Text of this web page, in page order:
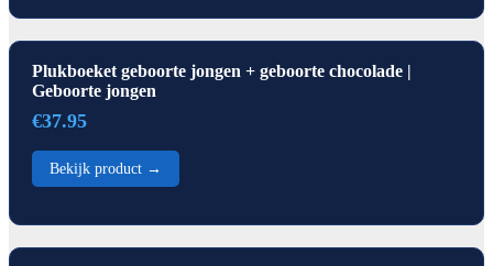
Plukboeket geboorte jongen + geboorte chocolade |
Geboorte jongen
€37.95
Bekijk product →